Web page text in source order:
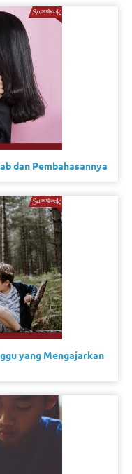
dan Pembahasannya
yang Mengajarkan